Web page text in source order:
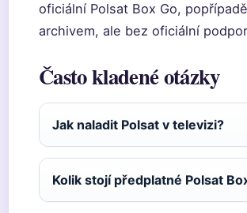
oficiální Polsat Box Go,
archivem, ale bez oficiální
Často kladené otázky
Jak naladit Polsat v televizi?
Kolik stojí předplatné Polsat